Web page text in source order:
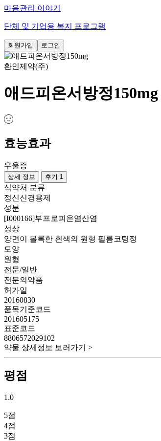
마음관리 이야기
단체 및 기업용 복지 프로그램
회원가입 로그인
환인제약(주)
애드피온서방정150mg
효능효과
우울증
상세 정보 후기 1
식약처 분류
정신신경용제
성분
[I000166]부프로피온염산염
성상
양면이 볼록한 흰색의 원형 필름코팅정
모양
원형
전문/일반
전문의약품
허가일
20160830
품목기준코드
201605175
표준코드
8806572029102
약물 상세정보 보러가기 >
평점
1.0
5점
4점
3점